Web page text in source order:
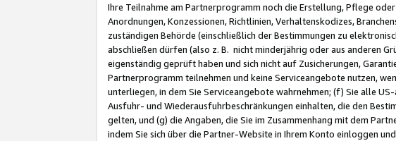
Ihre Teilnahme am Partnerprogramm noch die Erstellung, Pflege
Anordnungen, Konzessionen, Richtlinien, Verhaltenskodizes,
zuständigen Behörde (einschließlich der Bestimmungen zu
abschließen dürfen (also z. B. nicht minderjährig oder aus anderen
eigenständig geprüft haben und sich nicht auf Zusicherungen,
Partnerprogramm teilnehmen und keine Serviceangebote nutzen,
unterliegen, in dem Sie Serviceangebote wahrnehmen; (f) Sie alle
Ausfuhr- und Wiederausfuhrbeschränkungen einhalten, die den
gelten, und (g) die Angaben, die Sie im Zusammenhang mit dem
indem Sie sich über die Partner-Website in Ihrem Konto einloggen